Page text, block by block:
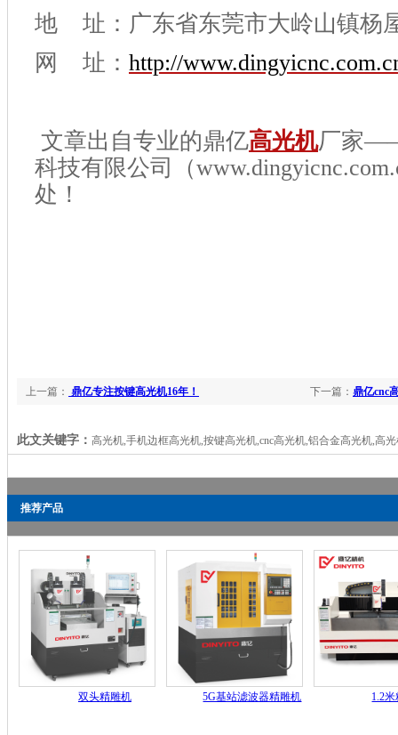
地 址：广东省东莞市大岭山镇杨
网 址： http://
文章出自专业的鼎亿高光机厂家
科技有限公司（
处！
下一篇： 鼎亿cnc
上一篇： 鼎亿专注按键高光机16年！
此文关键字： 高光机,手机边框高光机,按键高光机,cnc高光机,铝合金高光机,高
推荐产品
双头精雕机 5G基站滤波器精雕机 1.2